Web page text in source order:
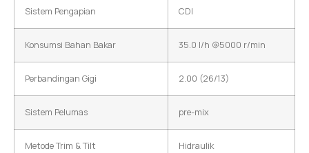
Sistem Pengapian CDI
Konsumsi Bahan Bakar 35.0 l/h @5000 r/min
Perbandingan Gigi 2.00 (26/13)
Sistem Pelumas pre-mix
Metode Trim & Tilt Hidraulik